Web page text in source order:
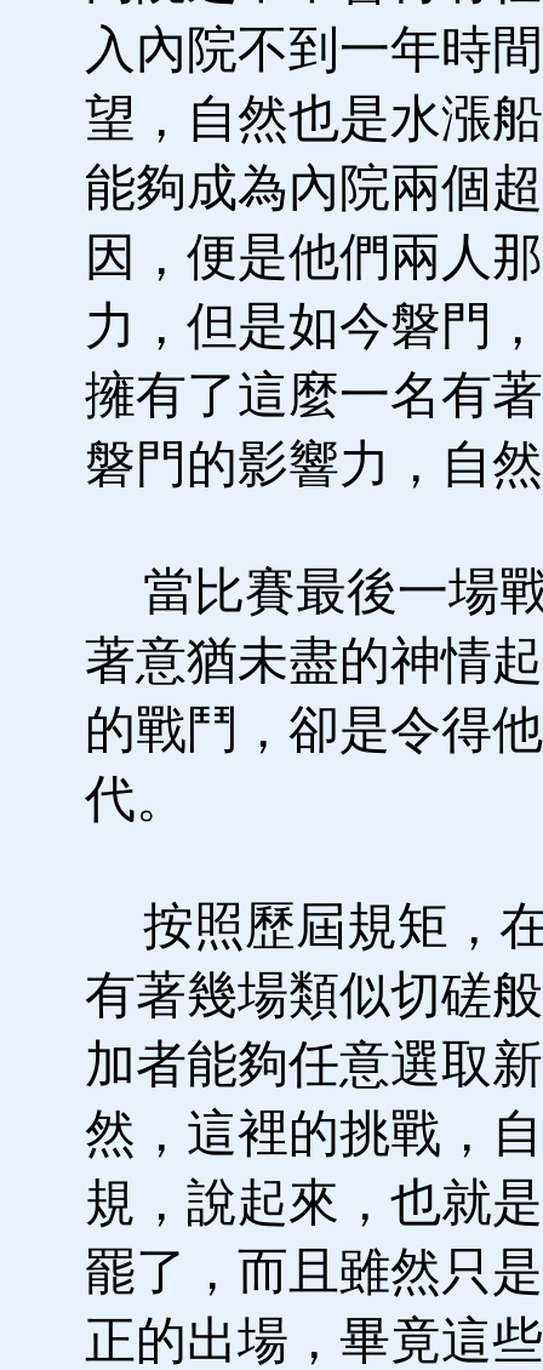
入內院不到一年時
望，自然也是水漲
能夠成為內院兩個
因，便是他們兩人
力，但是如今磐門
擁有了這麼一名有
磐門的影響力，自
當比賽最後一場
著意猶未盡的神情
的戰鬥，卻是令得
代。
按照歷屆規矩，
有著幾場類似切磋
加者能夠任意選取
然，這裡的挑戰，
規，說起來，也就
罷了，而且雖然只
正的出場，畢竟這